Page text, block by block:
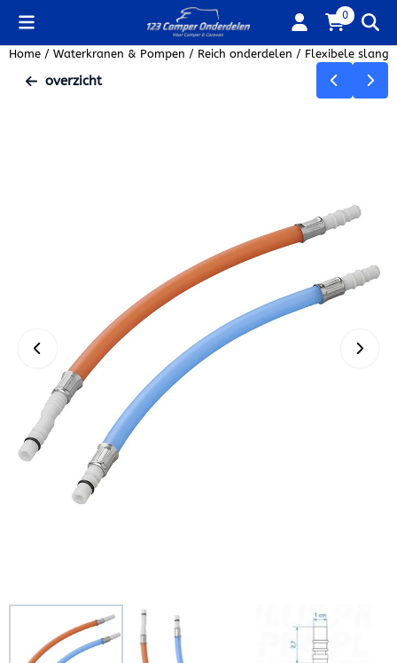
Cookievoorkeuren zijn beschikbaar. Kies instellingen of sta
0
Home / Waterkranen & Pompen / Reich onderdelen / Flexibele
overzicht